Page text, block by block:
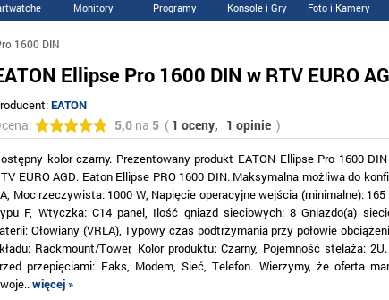
Monitory Programy Konsole i Gry Foto i Kamery
1600 DIN
Ellipse Pro 1600 DIN w RTV EURO
EATON
5,0 na 5 ( 1 oceny, 1 opinie )
kolor czarny. Prezentowany produkt EATON Ellipse Pro 1600
EURO AGD. Eaton Ellipse PRO 1600 DIN. Maksymalna możliwa do
Moc rzeczywista: 1000 W, Napięcie operacyjne wejścia (minimalne): 165
F, Wtyczka: C14 panel, Ilość gniazd sieciowych: 8 Gniazdo(a)
Ołowiany (VRLA), Typowy czas podtrzymania przy połowie
Rackmount/Tower, Kolor produktu: Czarny, Pojemność stelaża:
przepięciami: Faks, Modem, Sieć, Telefon. Wierzymy, że oferta
więcej »